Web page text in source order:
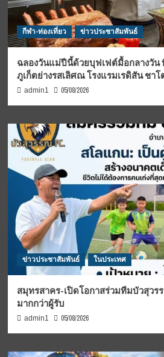
กีฬา-ท่องเที่ยว ข่าวประชาสัมพันธ์
ฉลองวันแม่ปีนี้ด้วยบุฟเฟต์มื้อกลางวัน
ภูเก็ตย่างรสเลิศณ โรงแรมเรดิสัน ชา
admin1 05/08/2026
ข่าวประชาสัมพันธ์ ในประเทศ
สมุทรสาคร-เปิดโอกาสร่วมทีมบัวสุวร
มากกว่าผู้รับ
admin1 05/08/2026